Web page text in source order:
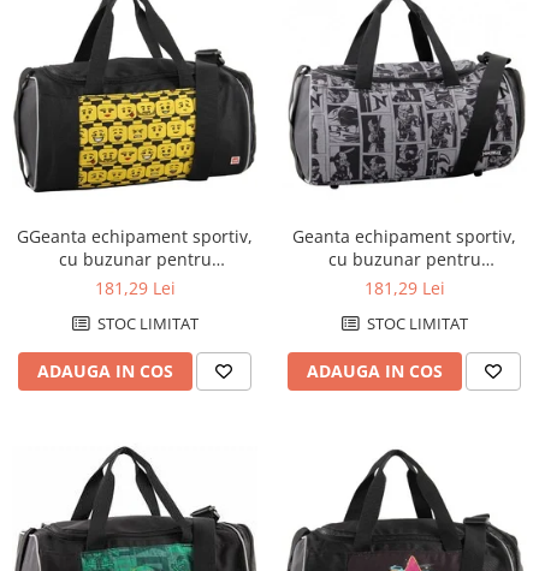
GGeanta echipament sportiv,
cu buzunar pentru
incaltaminte, LEGO Core Line -
181,29 Lei
STOC LIMITAT
ADAUGA IN COS
Geanta echipament sportiv,
cu buzunar pentru
incaltaminte, LEGO Core Line -
181,29 Lei
STOC LIMITAT
ADAUGA IN COS